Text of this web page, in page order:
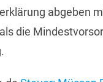
abgeben
die